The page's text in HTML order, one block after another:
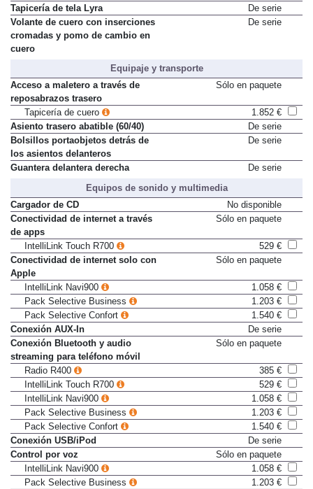
Tapicería de tela Lyra
De serie
Volante de cuero con inserciones
cromadas y pomo de cambio en
cuero
De serie
Equipaje y transporte
Acceso a maletero a través de
reposabrazos trasero
Sólo en paquete
Tapicería de cuero
1.852 €
Asiento trasero abatible (60/40)
De serie
Bolsillos portaobjetos detrás de
los asientos delanteros
De serie
Guantera delantera derecha
De serie
Equipos de sonido y multimedia
Cargador de CD
No disponible
Conectividad de internet a través
de apps
Sólo en paquete
IntelliLink Touch R700
529 €
Conectividad de internet solo con
Apple
Sólo en paquete
IntelliLink Navi900
1.058 €
Pack Selective Business
1.203 €
Pack Selective Confort
1.540 €
Conexión AUX-In
De serie
Conexión Bluetooth y audio
streaming para teléfono móvil
Sólo en paquete
Radio R400
385 €
IntelliLink Touch R700
529 €
IntelliLink Navi900
1.058 €
Pack Selective Business
1.203 €
Pack Selective Confort
1.540 €
Conexión USB/iPod
De serie
Control por voz
Sólo en paquete
IntelliLink Navi900
1.058 €
Pack Selective Business
1.203 €